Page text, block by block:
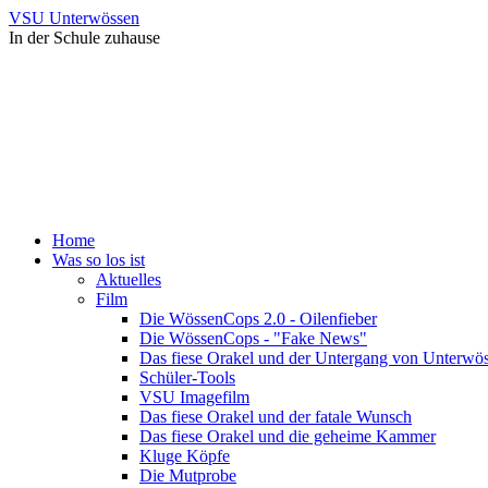
VSU Unterwössen
In der Schule zuhause
Home
Was so los ist
Aktuelles
Film
Die WössenCops 2.0 - Oilenfieber
Die WössenCops - "Fake News"
Das fiese Orakel und der Untergang von
Schüler-Tools
VSU Imagefilm
Das fiese Orakel und der fatale Wunsch
Das fiese Orakel und die geheime Kammer
Kluge Köpfe
Die Mutprobe